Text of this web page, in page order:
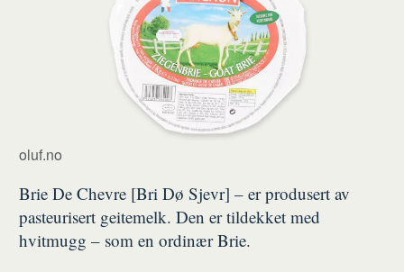
oluf.no
Brie De Chevre [Bri Dø Sjevr] – er produsert av
pasteurisert geitemelk. Den er tildekket med
hvitmugg – som en ordinær Brie.